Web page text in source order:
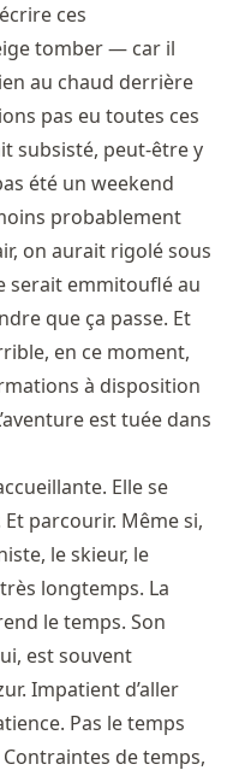
ces
tomber — car il
au chaud derrière
pas eu toutes ces
subsisté, peut-être y
été un weekend
probablement
on aurait rigolé sous
serait emmitouflé au
que ça passe. Et
en ce moment,
à disposition
est tuée dans
Elle se
parcourir. Même si,
le skieur, le
longtemps. La
le temps. Son
est souvent
Impatient d’aller
Pas le temps
de temps,